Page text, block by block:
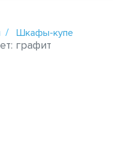
Шкафы-купе
графит